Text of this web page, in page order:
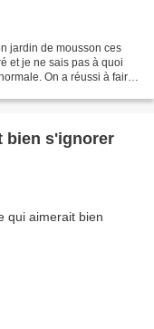
jardin de mousson ces
et je ne sais pas à quoi
On a réussi à faire
bien s'ignorer